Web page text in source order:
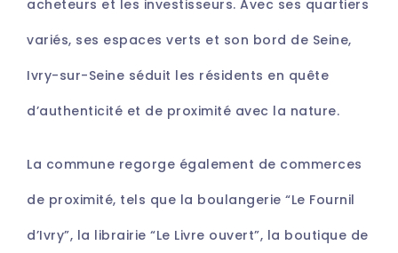
acheteurs et les investisseurs. Avec ses quartiers
variés, ses espaces verts et son bord de Seine,
Ivry-sur-Seine séduit les résidents en quête
d’authenticité et de proximité avec la nature.
La commune regorge également de commerces
de proximité, tels que la boulangerie “Le Fournil
d’Ivry”, la librairie “Le Livre ouvert”, la boutique de